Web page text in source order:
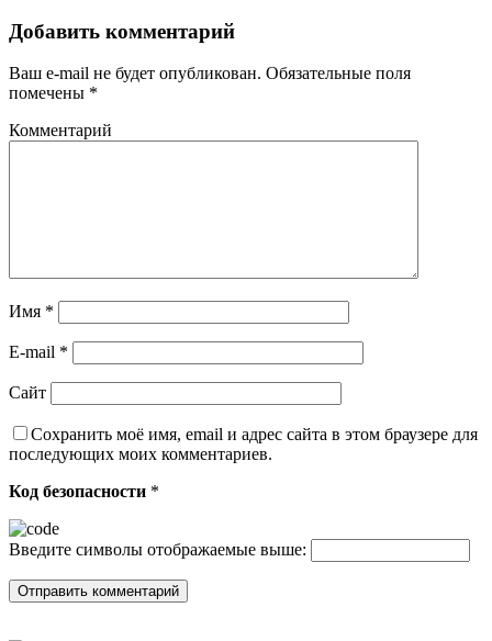
Добавить комментарий
Ваш e-mail не будет опубликован. Обязательные поля
помечены *
Комментарий
Имя *
E-mail *
Сайт
Сохранить моё имя, email и адрес сайта в этом браузере для
последующих моих комментариев.
Код безопасности *
Введите символы отображаемые выше: